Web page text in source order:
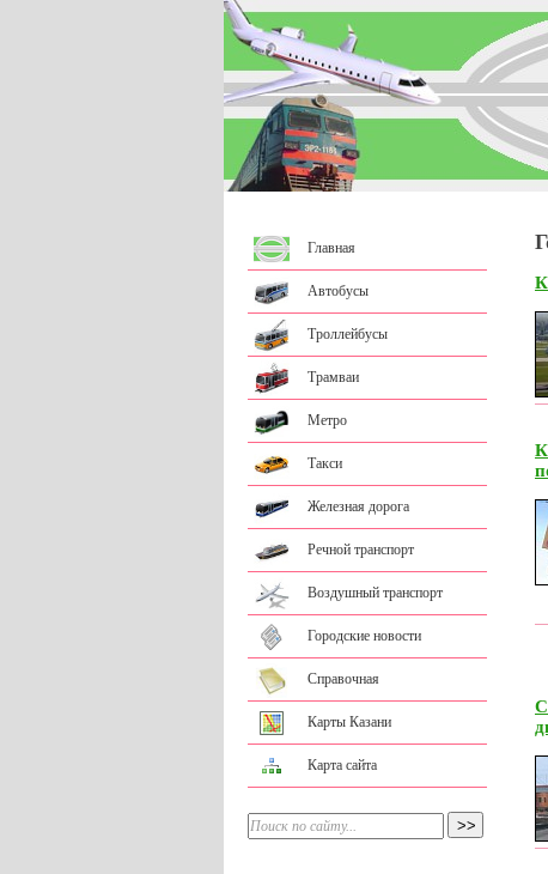
Главная
Автобусы
Троллейбусы
Трамваи
Метро
Такси
Железная дорога
Речной транспорт
Воздушный транспорт
Городские новости
Справочная
Карты Казани
Карта сайта
К
С